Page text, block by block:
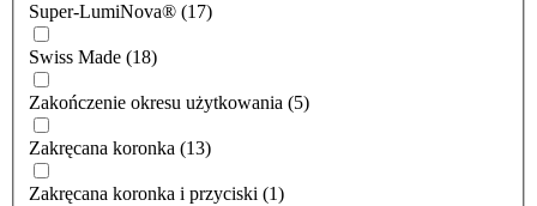
Super-LumiNova® (17)
Swiss Made (18)
Zakończenie okresu użytkowania (5)
Zakręcana koronka (13)
Zakręcana koronka i przyciski (1)